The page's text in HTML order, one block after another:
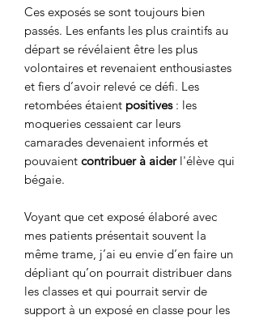
Ces exposés se sont toujours bien
passés. Les enfants les plus craintifs au
départ se révélaient être les plus
volontaires et revenaient enthousiastes
et fiers d’avoir relevé ce défi. Les
retombées étaient positives: les
moqueries cessaient car leurs
camarades devenaient informés et
pouvaient contribuer à aiderl'élève qui
bégaie.
Voyant que cet exposé élaboré avec
mes patients présentait souvent la
même trame, j’ai eu envie d’en faire un
dépliant qu’on pourrait distribuer dans
les classes et qui pourrait servir de
support à un exposé en classe pour les